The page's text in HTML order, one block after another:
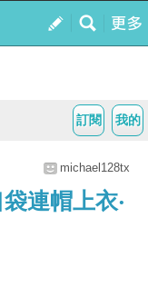
我的
訂閱
michael128tx
連帽上衣‧